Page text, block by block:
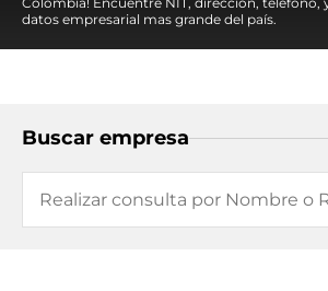
datos empresarial mas grande del país.
Buscar empresa